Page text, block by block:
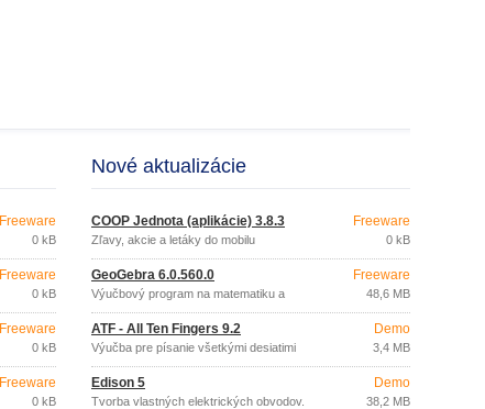
Freeware
0 kB
Freeware
0 kB
Freeware
0 kB
Freeware
0 kB
Nové aktualizácie
COOP Jednota (aplikácie) 3.8.3
Zľavy, akcie a letáky do mobilu
Freeware
0 kB
GeoGebra 6.0.560.0
Výučbový program na matematiku a
Freeware
48,6 MB
ATF - All Ten Fingers 9.2
Výučba pre písanie všetkými desiatimi
Demo
3,4 MB
Edison 5
Tvorba vlastných elektrických obvodov.
Demo
38,2 MB